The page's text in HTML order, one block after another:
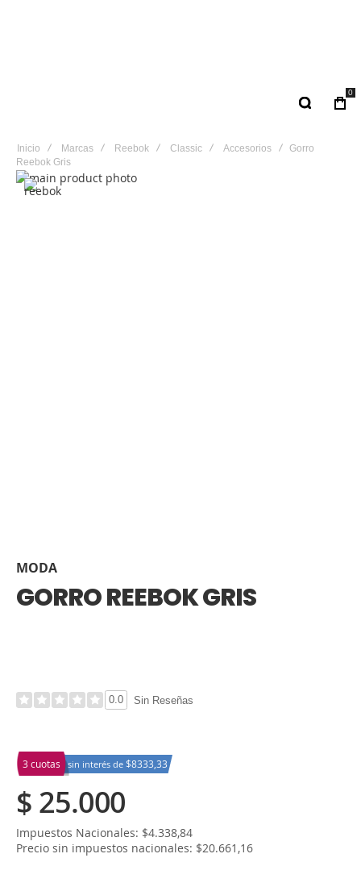
0
Inicio Marcas Reebok Classic Accesorios
Gorro
Reebok Gris
MODA
GORRO REEBOK GRIS
0.0 Sin Reseñas
3 cuotas sin interés de $8333,33
$ 25.000
Impuestos Nacionales: $4.338,84
Precio sin impuestos nacionales: $20.661,16